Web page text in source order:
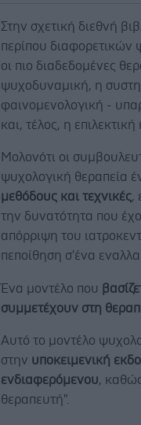
Στην σχετική διεθνή
περίπου
οι πιο διαδεδομένες
ψυχοδυναμική, η
φαινομενολογική -
και, τέλος, η
Μολονότι οι
ψυχολογική θεραπεία
μεθόδους και τεχνικές,
την δυνατότητα που
απόρριψη του
πεποίθηση σ'ένα
Ένα μοντέλο που
συμμετέχουν στη
Αυτό το μοντέλο
στην υποκειμενική
ενδιαφερόμενου,
θεραπευτή".